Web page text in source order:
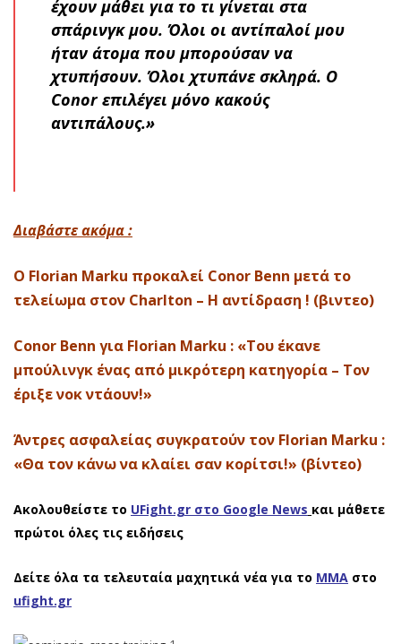
έχουν μάθει για το τι γίνεται στα
σπάρινγκ μου. Όλοι οι αντίπαλοί μου
ήταν άτομα που μπορούσαν να
χτυπήσουν. Όλοι χτυπάνε σκληρά. Ο
Conor επιλέγει μόνο κακούς
αντιπάλους.»
Διαβάστε ακόμα :
Ο Florian Marku προκαλεί Conor Benn μετά το
τελείωμα στον Charlton – H αντίδραση ! (βιντεο)
Conor Benn για Florian Marku : «Του έκανε
μπούλινγκ ένας από μικρότερη κατηγορία – Τον
έριξε νοκ ντάουν!»
Άντρες ασφαλείας συγκρατούν τον Florian Marku :
«Θα τον κάνω να κλαίει σαν κορίτσι!» (βίντεο)
Ακολουθείστε το UFight.gr στο Google News και μάθετε
πρώτοι όλες τις ειδήσεις
Δείτε όλα τα τελευταία μαχητικά νέα για το ΜΜΑ στο
ufight.gr